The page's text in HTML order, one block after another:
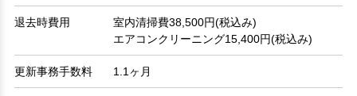
退去時費用
室内清掃費38,500円(税込み)
エアコンクリーニング15,400円(税込み)
更新事務手数料 1.1ヶ月